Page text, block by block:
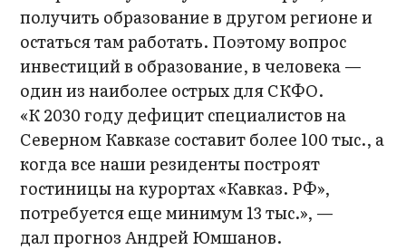
получить образование в другом регионе и
остаться там работать. Поэтому вопрос
инвестиций в образование, в человека —
один из наиболее острых для СКФО.
«К 2030 году дефицит специалистов на
Северном Кавказе составит более 100 тыс., а
когда все наши резиденты построят
гостиницы на курортах «Кавказ. РФ»,
потребуется еще минимум 13 тыс.», —
дал прогноз Андрей Юмшанов.